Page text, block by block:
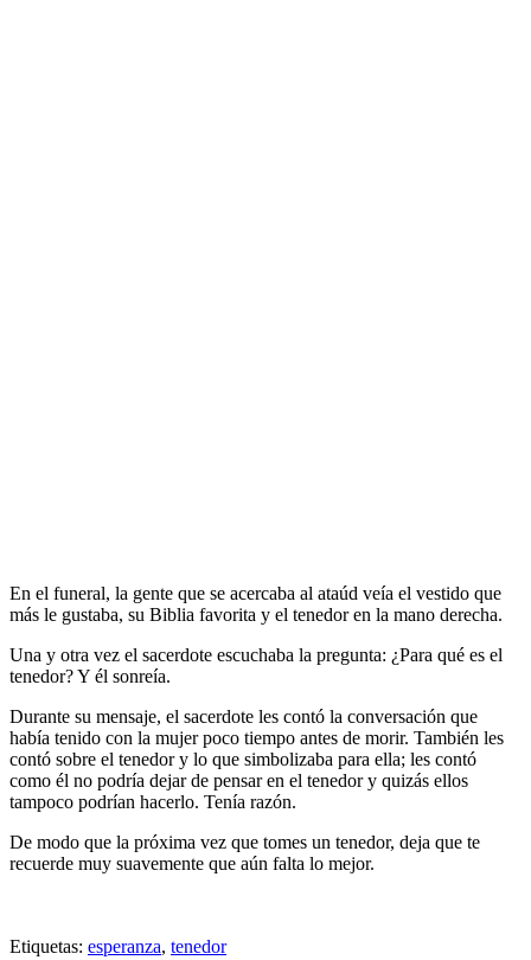
En el funeral, la gente que se acercaba al ataúd veía el vestido que
más le gustaba, su Biblia favorita y el tenedor en la mano derecha.
Una y otra vez el sacerdote escuchaba la pregunta: ¿Para qué es el
tenedor? Y él sonreía.
Durante su mensaje, el sacerdote les contó la conversación que
había tenido con la mujer poco tiempo antes de morir. También les
contó sobre el tenedor y lo que simbolizaba para ella; les contó
como él no podría dejar de pensar en el tenedor y quizás ellos
tampoco podrían hacerlo. Tenía razón.
De modo que la próxima vez que tomes un tenedor, deja que te
recuerde muy suavemente que aún falta lo mejor.
Etiquetas: esperanza, tenedor